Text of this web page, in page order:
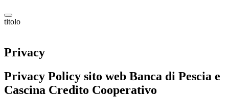
titolo
Privacy
Privacy Policy sito web Banca di Pescia e
Cascina Credito Cooperativo